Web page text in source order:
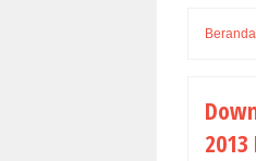
Beranda